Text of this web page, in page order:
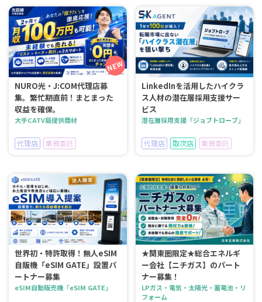
NURO光・J:COM代理店募
集。繁忙期直前！まとまった
収益を確保。
大手CATV局提供商材
代理店 業務委託
LinkedInを活用したハイクラ
ス人材の潜在層採用支援サー
ビス
潜在層採用支援「ジョブトローブ」
代理店 取次店 業務委託
世界初・特許取得！無人eSIM
自販機「eSIM GATE」設置パ
ートナー募集
eSIM自動販売機「eSIM GATE」
★関東圏限定★総合エネルギ
ー会社【ニチガス】のパート
ナー募集！
LPガス・電気・太陽光・蓄電池・リ
フォーム